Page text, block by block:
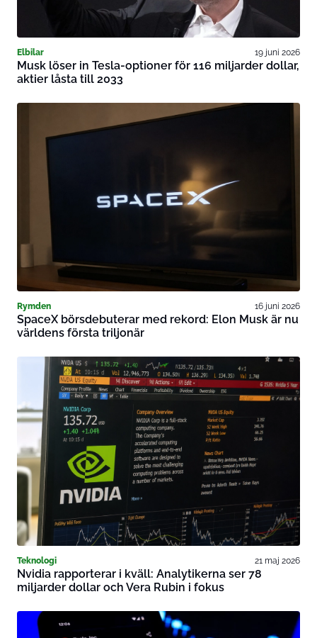
Elbilar 19 juni 2026
Musk löser in Tesla-optioner för 116 miljarder dollar,
aktier låsta till 2033
Rymden 16 juni 2026
SpaceX börsdebuterar med rekord: Elon Musk är nu
världens första triljonär
Teknologi 21 maj 2026
Nvidia rapporterar i kväll: Analytikerna ser 78
miljarder dollar och Vera Rubin i fokus